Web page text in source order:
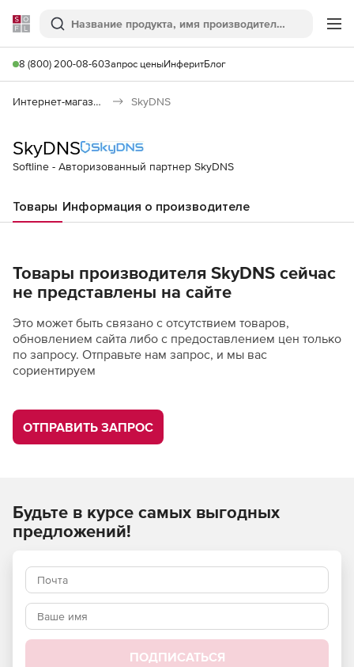
Softline
Поиск
8 (800) 200-08-60Запрос ценыИнферитБлог
Интернет-магазин SkyDNS
SkyDNS
Softline - Авторизованный партнер SkyDNS
Товары Информация о производителе
Товары производителя SkyDNS сейчас
не представлены на сайте
Это может быть связано с отсутствием товаров,
обновлением сайта либо с предоставлением цен только
по запросу. Отправьте нам запрос, и мы вас
сориентируем
ОТПРАВИТЬ ЗАПРОС
Будьте в курсе самых выгодных
предложений!
ПОДПИСАТЬСЯ